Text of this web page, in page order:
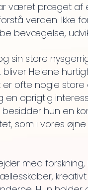
været præget af
verden. Ikke
bevægelse,
sin store
bliver Helene
er ofte nogle store
en oprigtig
hun en
som i vores
med